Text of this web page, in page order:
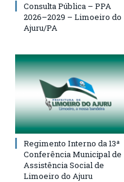
Consulta Pública – PPA
2026–2029 – Limoeiro do
Ajuru/PA
Regimento Interno da 13ª
Conferência Municipal de
Assistência Social de
Limoeiro do Ajuru